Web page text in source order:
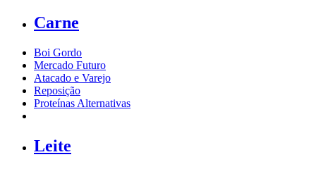
Carne
Boi Gordo
Mercado Futuro
Atacado e Varejo
Reposição
Proteínas Alternativas
Leite